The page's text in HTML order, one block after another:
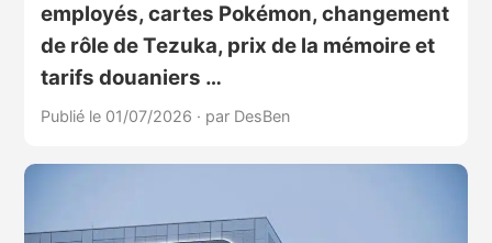
employés, cartes Pokémon, changement
de rôle de Tezuka, prix de la mémoire et
tarifs douaniers …
Publié le 01/07/2026 · par DesBen